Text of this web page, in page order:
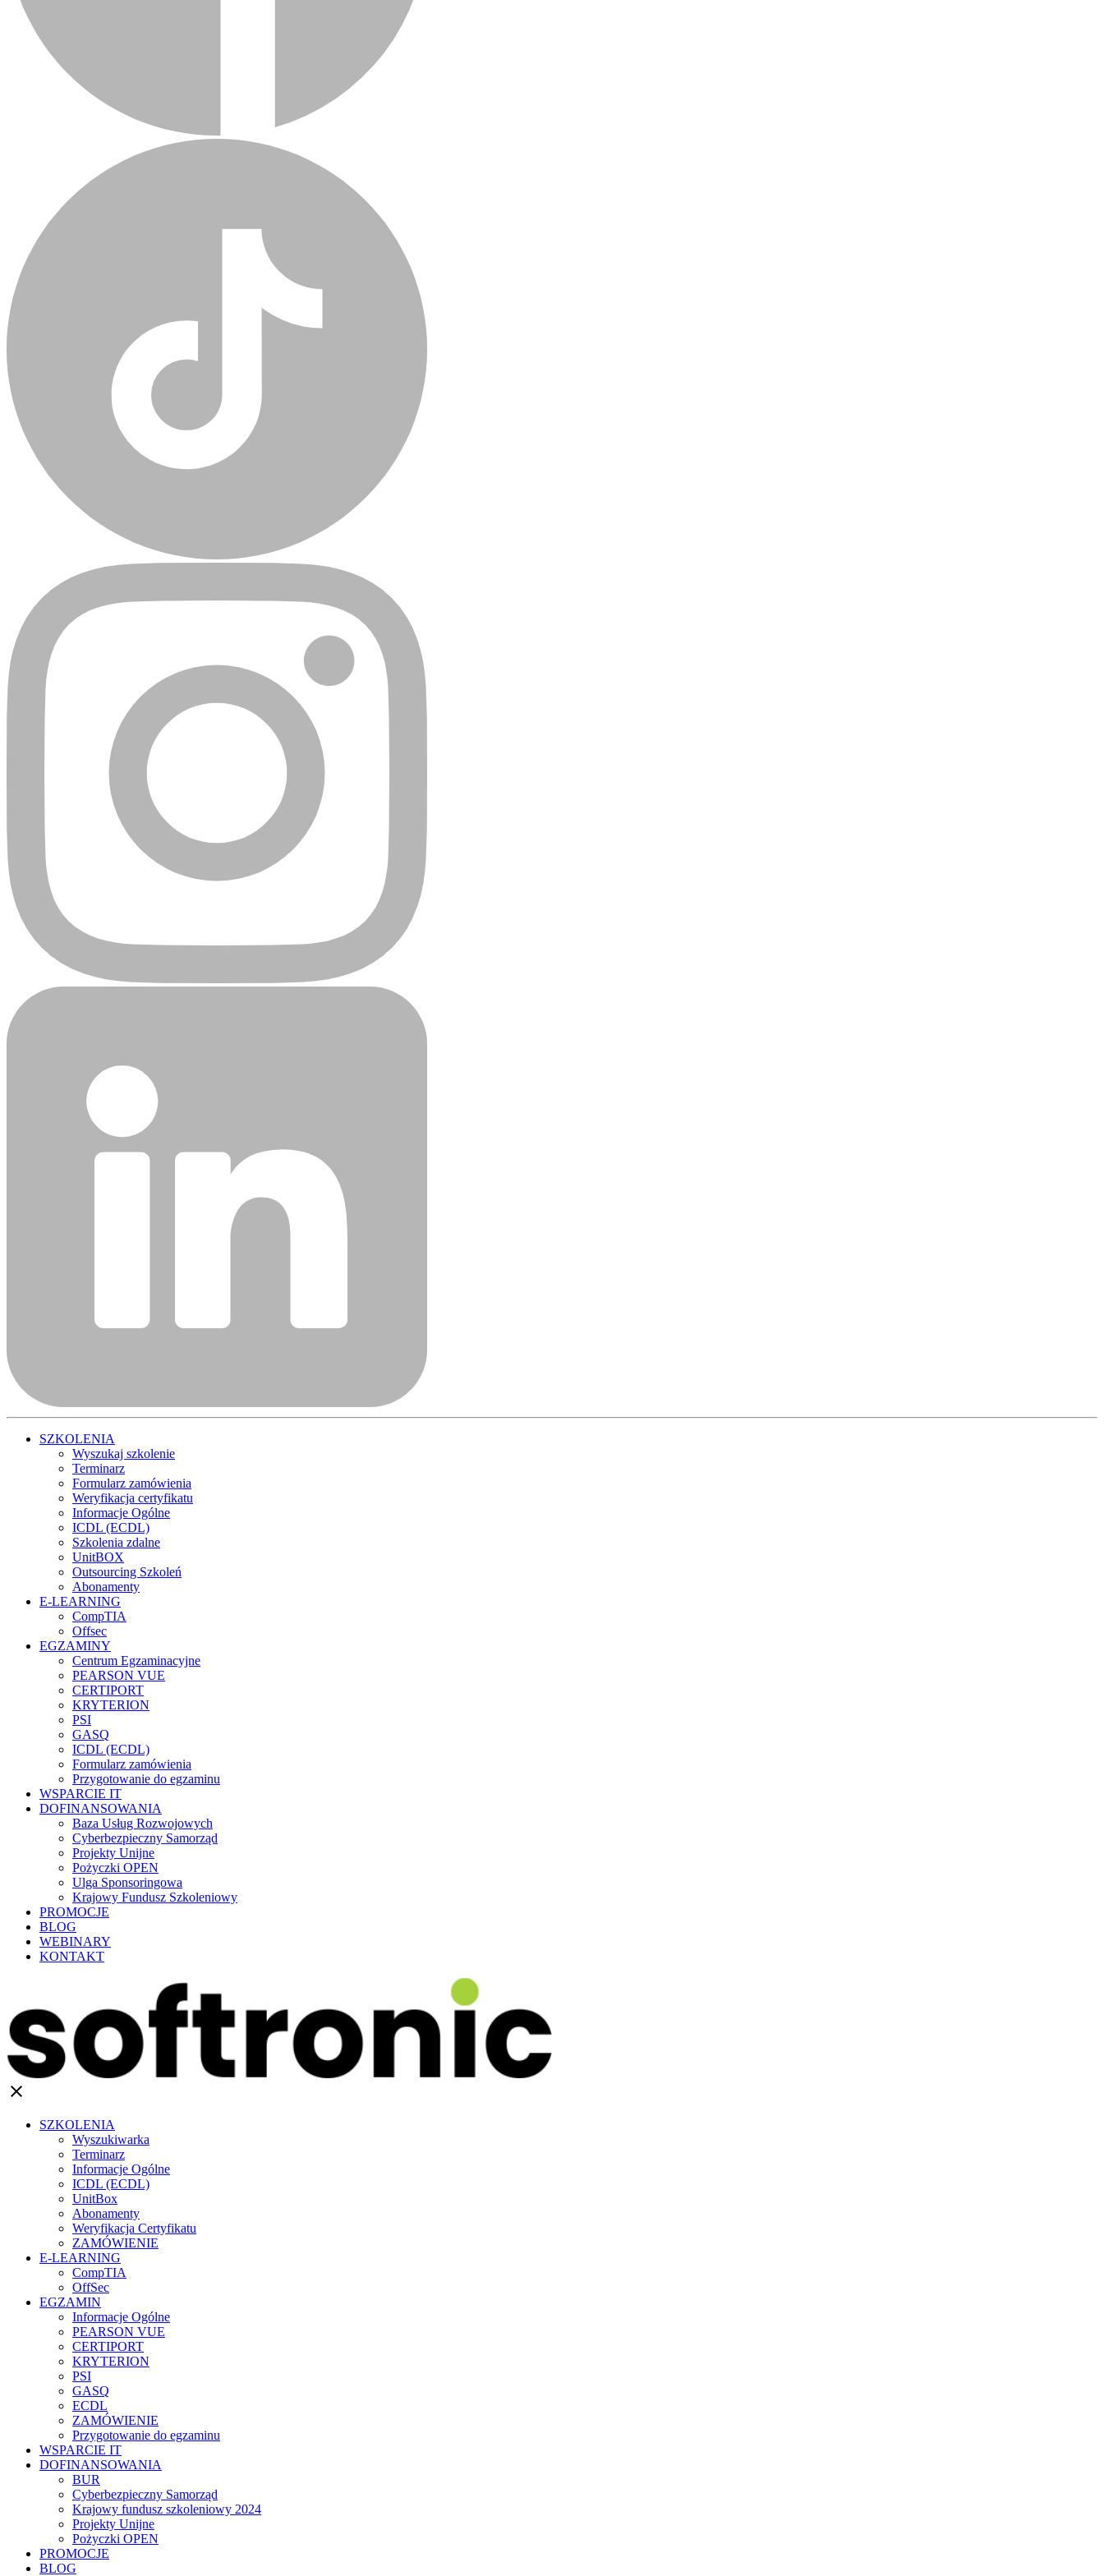
SZKOLENIA
Wyszukaj szkolenie
Terminarz
Formularz zamówienia
Weryfikacja certyfikatu
Informacje Ogólne
ICDL (ECDL)
Szkolenia zdalne
UnitBOX
Outsourcing Szkoleń
Abonamenty
E-LEARNING
CompTIA
Offsec
EGZAMINY
Centrum Egzaminacyjne
PEARSON VUE
CERTIPORT
KRYTERION
PSI
GASQ
ICDL (ECDL)
Formularz zamówienia
Przygotowanie do egzaminu
WSPARCIE IT
DOFINANSOWANIA
Baza Usług Rozwojowych
Cyberbezpieczny Samorząd
Projekty Unijne
Pożyczki OPEN
Ulga Sponsoringowa
Krajowy Fundusz Szkoleniowy
PROMOCJE
BLOG
WEBINARY
KONTAKT
clear
SZKOLENIA
Wyszukiwarka
Terminarz
Informacje Ogólne
ICDL (ECDL)
UnitBox
Abonamenty
Weryfikacja Certyfikatu
ZAMÓWIENIE
E-LEARNING
CompTIA
OffSec
EGZAMIN
Informacje Ogólne
PEARSON VUE
CERTIPORT
KRYTERION
PSI
GASQ
ECDL
ZAMÓWIENIE
Przygotowanie do egzaminu
WSPARCIE IT
DOFINANSOWANIA
BUR
Cyberbezpieczny Samorząd
Krajowy fundusz szkoleniowy 2024
Projekty Unijne
Pożyczki OPEN
PROMOCJE
BLOG